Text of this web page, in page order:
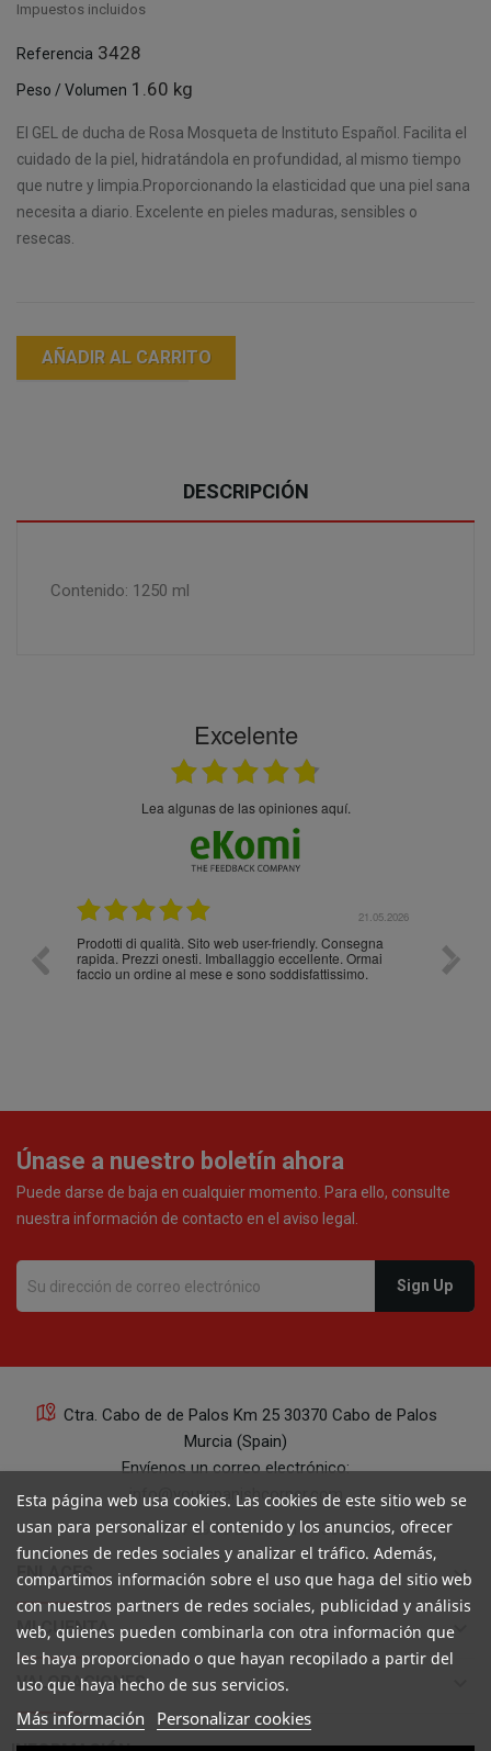
Impuestos incluidos
Referencia 3428
Peso / Volumen 1.60 kg
El GEL de ducha de Rosa Mosqueta de Instituto Español. Facilita el
cuidado de la piel, hidratándola en profundidad, al mismo tiempo
que nutre y limpia.Proporcionando la elasticidad que una piel sana
necesita a diario. Excelente en pieles maduras, sensibles o
resecas.
AÑADIR AL CARRITO
DESCRIPCIÓN
Contenido: 1250 ml
Excelente
Lea algunas de las opiniones aquí.
21.05.2026
Prodotti di qualità. Sito web user-friendly. Consegna
rapida. Prezzi onesti. Imballaggio eccellente. Ormai
faccio un ordine al mese e sono soddisfattissimo.
10/10
Únase a nuestro boletín ahora
Puede darse de baja en cualquier momento. Para ello, consulte
nuestra información de contacto en el aviso legal.
Ctra. Cabo de de Palos Km 25 30370 Cabo de Palos
Murcia (Spain)
Envíenos un correo electrónico:
info@yourspanishcorner.com
+34 647 29 98 21 de 9 a 14:30
ENLACES keyboard_arrow_down
MI CUENTA keyboard_arrow_down
VALORACIONES
Esta página web usa cookies. Las cookies de este sitio web se
usan para personalizar el contenido y los anuncios, ofrecer
funciones de redes sociales y analizar el tráfico. Además,
compartimos información sobre el uso que haga del sitio web
con nuestros partners de redes sociales, publicidad y análisis
web, quienes pueden combinarla con otra información que
les haya proporcionado o que hayan recopilado a partir del
uso que haya hecho de sus servicios.
Más información Personalizar cookies